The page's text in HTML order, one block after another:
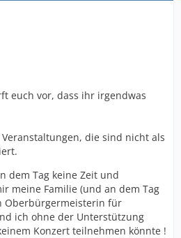
euch vor, dass ihr irgendwas
die sind nicht als
dem Tag keine Zeit und
meine Familie (und an dem Tag
Oberbürgermeisterin für
ich ohne der Unterstützung
Konzert teilnehmen könnte !